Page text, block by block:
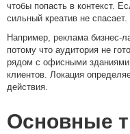
чтобы попасть в контекст.
сильный креатив не спасает.
Например, реклама бизнес-
потому что аудитория не
рядом с офисными зданиями
клиентов. Локация
действия.
Основные